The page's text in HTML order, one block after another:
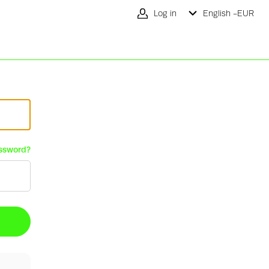
Log in English -EUR